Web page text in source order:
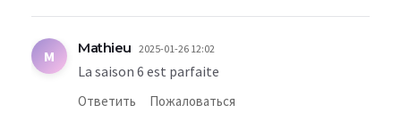
M Mathieu 2025-01-26 12:02
La saison 6 est parfaite
Ответить Пожаловаться